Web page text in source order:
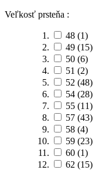
Veľkosť prsteňa :
48 (1)
49 (15)
50 (6)
51 (2)
52 (48)
54 (28)
55 (11)
57 (43)
58 (4)
59 (23)
60 (1)
62 (15)